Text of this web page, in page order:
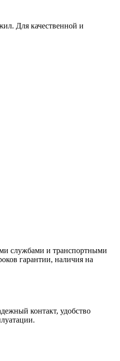
Для качественной и
службами и транспортными
гарантии, наличия на
контакт, удобство